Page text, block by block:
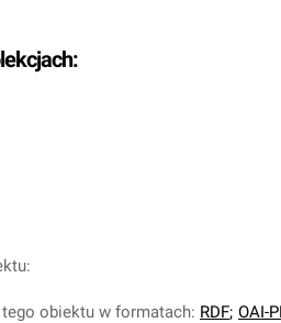
obiektu w formatach: RDF; OAI-